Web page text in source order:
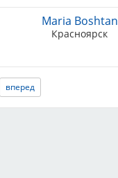
Maria Boshtan
Красноярск
вперед